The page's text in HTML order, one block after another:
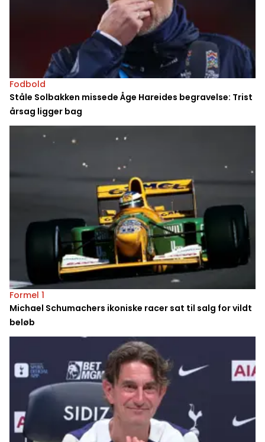
Fodbold
Ståle Solbakken missede Åge Hareides begravelse: Trist
årsag ligger bag
Formel 1
Michael Schumachers ikoniske racer sat til salg for vildt
beløb